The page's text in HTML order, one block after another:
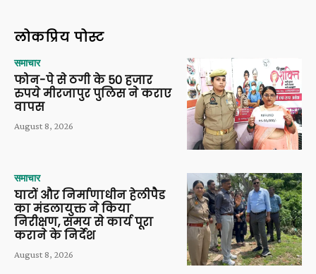
लोकप्रिय पोस्ट
समाचार
फोन-पे से ठगी के 50 हजार
रुपये मीरजापुर पुलिस ने कराए
वापस
August 8, 2026
समाचार
घाटों और निर्माणाधीन हेलीपैड
का मंडलायुक्त ने किया
निरीक्षण, समय से कार्य पूरा
कराने के निर्देश
August 8, 2026